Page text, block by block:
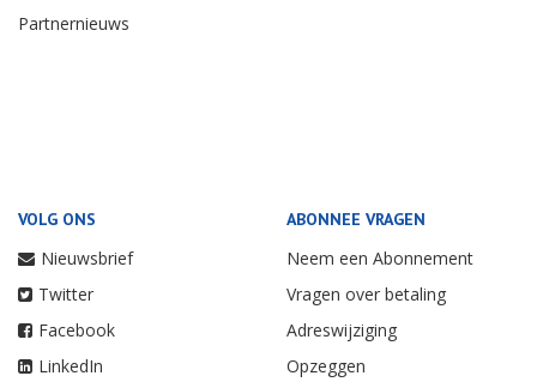
Partnernieuws
VOLG ONS
Nieuwsbrief
Twitter
Facebook
LinkedIn
ABONNEE VRAGEN
Neem een Abonnement
Vragen over betaling
Adreswijziging
Opzeggen